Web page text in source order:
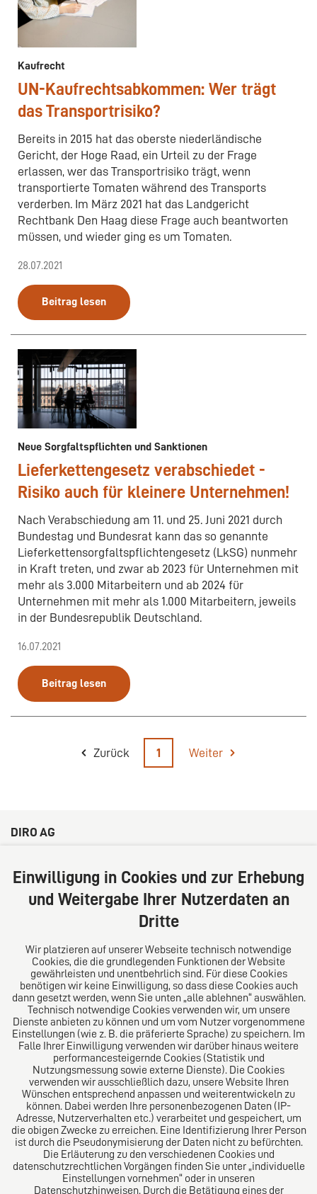
Kaufrecht
UN-Kaufrechtsabkommen: Wer trägt
das Transportrisiko?
Bereits in 2015 hat das oberste niederländische
Gericht, der Hoge Raad, ein Urteil zu der Frage
erlassen, wer das Transportrisiko trägt, wenn
transportierte Tomaten während des Transports
verderben. Im März 2021 hat das Landgericht
Rechtbank Den Haag diese Frage auch beantworten
müssen, und wieder ging es um Tomaten.
28.07.2021
Beitrag lesen
Neue Sorgfaltspflichten und Sanktionen
Lieferkettengesetz verabschiedet -
Risiko auch für kleinere Unternehmen!
Nach Verabschiedung am 11. und 25. Juni 2021 durch
Bundestag und Bundesrat kann das so genannte
Lieferkettensorgfaltspflichtengesetz (LkSG) nunmehr
in Kraft treten, und zwar ab 2023 für Unternehmen mit
mehr als 3.000 Mitarbeitern und ab 2024 für
Unternehmen mit mehr als 1.000 Mitarbeitern, jeweils
in der Bundesrepublik Deutschland.
16.07.2021
Beitrag lesen
Zurück 1 Weiter
DIRO AG
20354 Hamburg
Deutschland
Tel: +49 (0) 40 41352231
Über uns
Das Kanzlei-Vertrauensnetzwerk. Aus Europa für die
Welt. Für den erfolgreichen Mittelstand.
Folgen Sie uns auf
Das europäische Kanzlei-Netzwerk
Einwilligung in Cookies und zur Erhebung
und Weitergabe Ihrer Nutzerdaten an
Dritte
Wir platzieren auf unserer Webseite technisch notwendige
Cookies, die die grundlegenden Funktionen der Website
gewährleisten und unentbehrlich sind. Für diese Cookies
benötigen wir keine Einwilligung, so dass diese Cookies auch
dann gesetzt werden, wenn Sie unten „alle ablehnen“ auswählen.
Technisch notwendige Cookies verwenden wir, um unsere
Dienste anbieten zu können und um vom Nutzer vorgenommene
Einstellungen (wie z. B. die präferierte Sprache) zu speichern. Im
Falle Ihrer Einwilligung verwenden wir darüber hinaus weitere
performancesteigernde Cookies (Statistik und
Nutzungsmessung sowie externe Dienste). Die Cookies
verwenden wir ausschließlich dazu, unsere Website Ihren
Wünschen entsprechend anpassen und weiterentwickeln zu
können. Dabei werden Ihre personenbezogenen Daten (IP-
Adresse, Nutzerverhalten etc.) verarbeitet und gespeichert, um
die obigen Zwecke zu erreichen. Eine Identifizierung Ihrer Person
ist durch die Pseudonymisierung der Daten nicht zu befürchten.
Die Erläuterung zu den verschiedenen Cookies und
datenschutzrechtlichen Vorgängen finden Sie unter „individuelle
Einstellungen vornehmen“ oder in unseren
Datenschutzhinweisen. Durch die Betätigung eines der